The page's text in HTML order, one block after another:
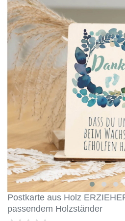
Postkarte aus Holz
passendem Holzständer